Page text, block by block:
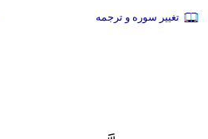
تغيير سوره و ترجمه